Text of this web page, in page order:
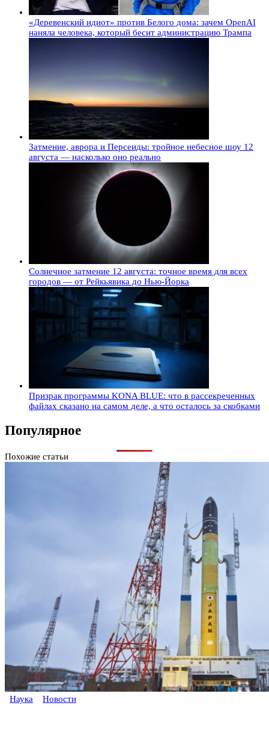
«Деревенский идиот» против Белого дома: зачем OpenAI
наняла человека, который бесит администрацию Трампа
Затмение, аврора и Персеиды: тройное небесное шоу 12
августа — насколько оно реально
Солнечное затмение 12 августа: точное время для всех
городов — от Рейкьявика до Нью-Йорка
Призрак программы KONA BLUE: что в рассекреченных
файлах сказано на самом деле, а что осталось за скобками
Популярное
Похожие статьи
Наука Новости